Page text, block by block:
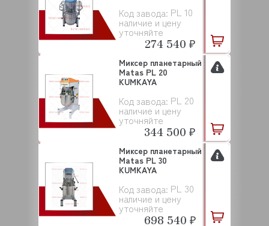
Код завода: PL 10
наличие и цену
уточняйте
274 540 ₽
Код завода: PL 20
наличие и цену
уточняйте
Миксер планетарный
Matas PL 20
KUMKAYA
344 500 ₽
Код завода: PL 30
наличие и цену
уточняйте
Миксер планетарный
Matas PL 30
KUMKAYA
698 540 ₽